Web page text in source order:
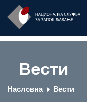
Вести
Насловна Вести